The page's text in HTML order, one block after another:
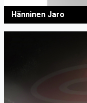
Hänninen Jaro